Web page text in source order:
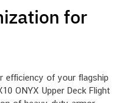
for
efficiency of your flagship
ONYX Upper Deck Flight